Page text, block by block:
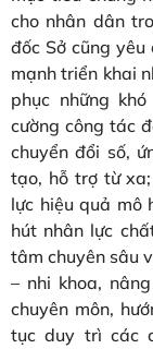
cho nhân dân
đốc Sở cũng
mạnh triển khai
phục những
cường công tác
chuyển đổi số,
tạo, hỗ trợ từ
lực hiệu quả mô
hút nhân lực
tâm chuyên sâu
– nhi khoa,
chuyên môn,
tục duy trì các